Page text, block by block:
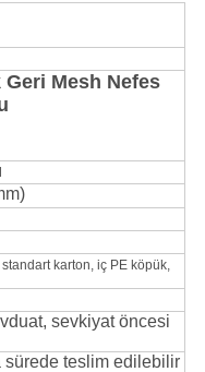
Mesh Nefes
standart karton, iç PE köpük,
sevkiyat öncesi
sürede teslim edilebilir